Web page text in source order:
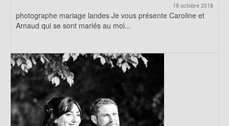
19 octobre 2018
photographe mariage landes Je vous présente Caroline et
Arnaud qui se sont mariés au moi...